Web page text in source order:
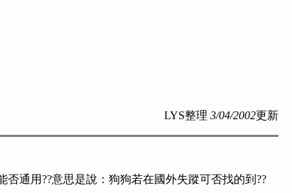
LYS整理 3/04/2002更新
通用??意思是說：狗狗若在國外失蹤可否找的到??